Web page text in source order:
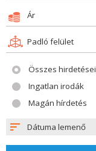
Ár
Padló felület
Összes hirdetései
Ingatlan irodák
Magán hírdetés
Dátuma lemenő